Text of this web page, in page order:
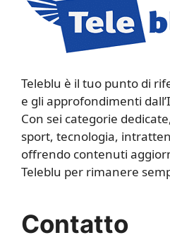
Teleblu è il tuo punto di
e gli approfondimenti
Con sei categorie
sport, tecnologia,
offrendo contenuti
Teleblu per rimanere
Contatto